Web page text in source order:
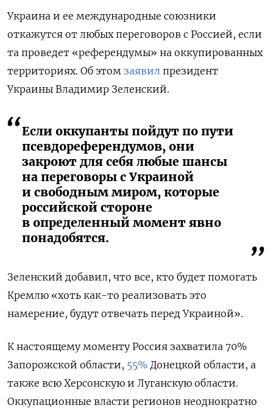
Украина и ее международные союзники
откажутся от любых переговоров с Россией, если
та проведет «референдумы» на оккупированных
территориях. Об этом заявил президент
Украины Владимир Зеленский.
Если оккупанты пойдут по пути
псевдореферендумов, они
закроют для себя любые шансы
на переговоры с Украиной
и свободным миром, которые
российской стороне
в определенный момент явно
понадобятся.
Зеленский добавил, что все, кто будет помогать
Кремлю «хоть как-то реализовать это
намерение, будут отвечать перед Украиной».
К настоящему моменту Россия захватила 70%
Запорожской области, 55% Донецкой области, а
также всю Херсонскую и Луганскую области.
Оккупационные власти регионов неоднократно